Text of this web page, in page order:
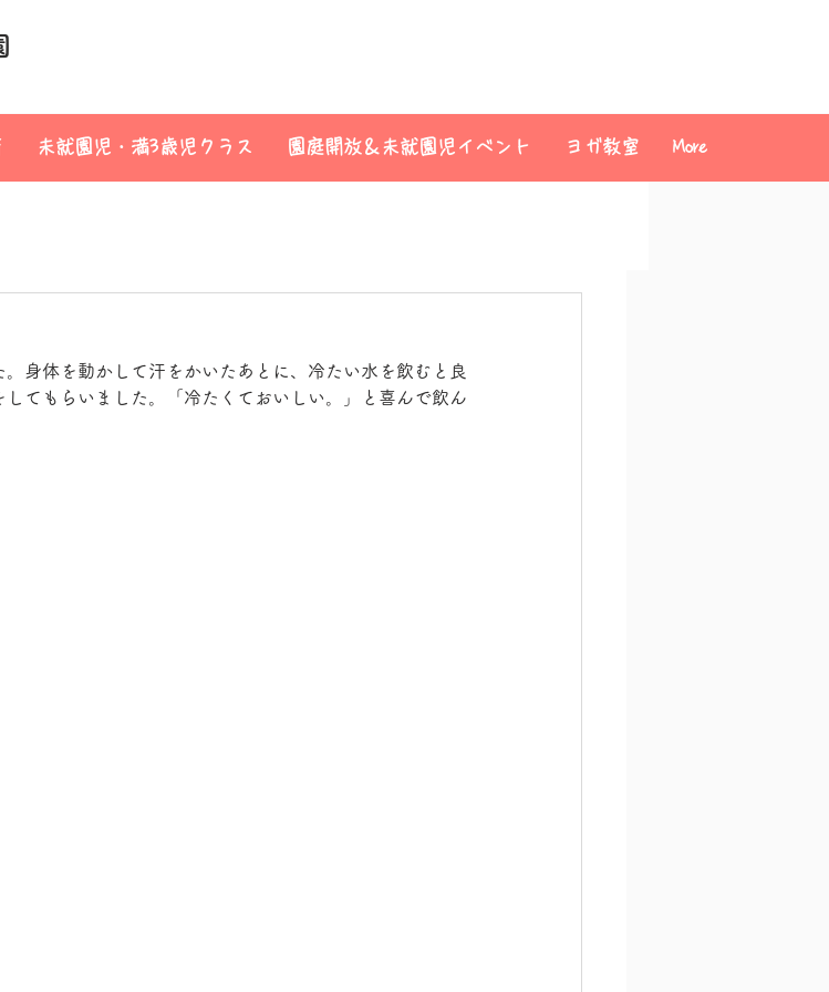
未就園児・満3歳児クラス 園庭開放＆未就園児イベント ヨガ教室 More
身体を動かして汗をかいたあとに、冷たい水を飲むと良
てもらいました。「冷たくておいしい。」と喜んで飲ん